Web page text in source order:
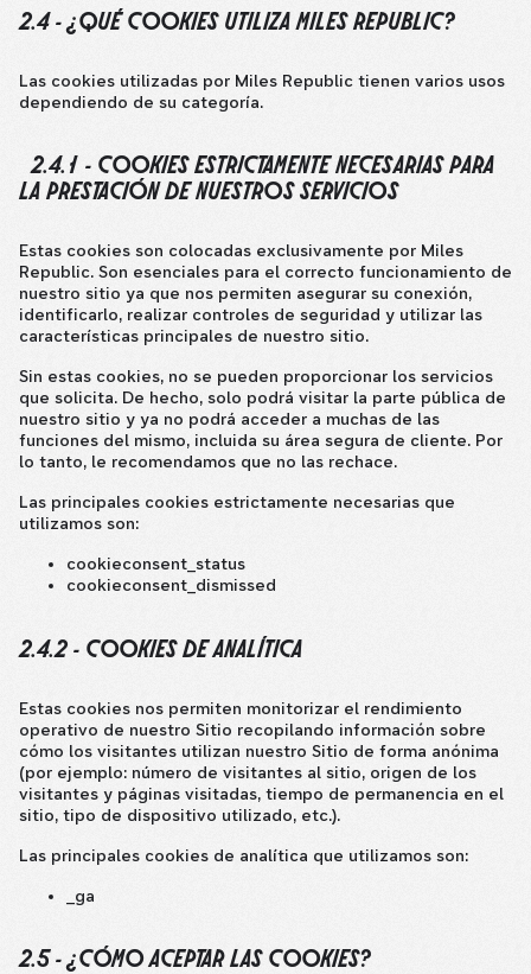
2.4 - ¿QUÉ COOKIES UTILIZA MILES REPUBLIC?
Las cookies utilizadas por Miles Republic tienen varios usos
dependiendo de su categoría.
2.4.1 - COOKIES ESTRICTAMENTE NECESARIAS PARA
LA PRESTACIÓN DE NUESTROS SERVICIOS
Estas cookies son colocadas exclusivamente por Miles
Republic. Son esenciales para el correcto funcionamiento de
nuestro sitio ya que nos permiten asegurar su conexión,
identificarlo, realizar controles de seguridad y utilizar las
características principales de nuestro sitio.
Sin estas cookies, no se pueden proporcionar los servicios
que solicita. De hecho, solo podrá visitar la parte pública de
nuestro sitio y ya no podrá acceder a muchas de las
funciones del mismo, incluida su área segura de cliente. Por
lo tanto, le recomendamos que no las rechace.
Las principales cookies estrictamente necesarias que
utilizamos son:
cookieconsent_status
cookieconsent_dismissed
2.4.2 - COOKIES DE ANALÍTICA
Estas cookies nos permiten monitorizar el rendimiento
operativo de nuestro Sitio recopilando información sobre
cómo los visitantes utilizan nuestro Sitio de forma anónima
(por ejemplo: número de visitantes al sitio, origen de los
visitantes y páginas visitadas, tiempo de permanencia en el
sitio, tipo de dispositivo utilizado, etc.).
Las principales cookies de analítica que utilizamos son:
_ga
2.5 - ¿CÓMO ACEPTAR LAS COOKIES?